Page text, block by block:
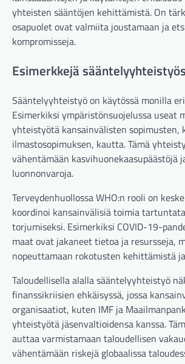
yhteisten sääntöjen kehittämistä. On
osapuolet ovat valmiita joustamaan ja
kompromisseja.
Esimerkkejä
Sääntelyyhteistyö on käytössä monilla
Esimerkiksi ympäristönsuojelussa useat
yhteistyötä kansainvälisten sopimusten,
ilmastosopimuksen, kautta. Tämä
vähentämään kasvihuonekaasupäästöjä
luonnonvaroja.
Terveydenhuollossa WHO:n rooli on
koordinoi kansainvälisiä toimia
torjumiseksi. Esimerkiksi COVID-19-
maat ovat jakaneet tietoa ja resursseja,
nopeuttamaan rokotusten kehittämistä
Taloudellisella alalla sääntelyyhteistyö
finanssikriisien ehkäisyssä, jossa
organisaatiot, kuten IMF ja
yhteistyötä jäsenvaltioidensa kanssa.
auttaa varmistamaan taloudellisen
vähentämään riskejä globaalissa